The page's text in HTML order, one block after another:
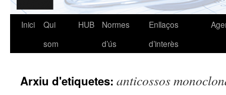
Inici
Qui
som
HUB
Normes
d’ús
Enllaços
d’interès
Arxiu d'etiquetes: anticossos